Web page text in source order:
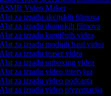
Video Maker
za izradu akcijskih filmova
za izradu dramskih filmova
za izradu komičnih videa
za izradu modnih haul videa
za izradu teaser videa
za izradu unboxing videa
za izradu video intervjua
za izradu video podcasta
za izradu video prezentacija